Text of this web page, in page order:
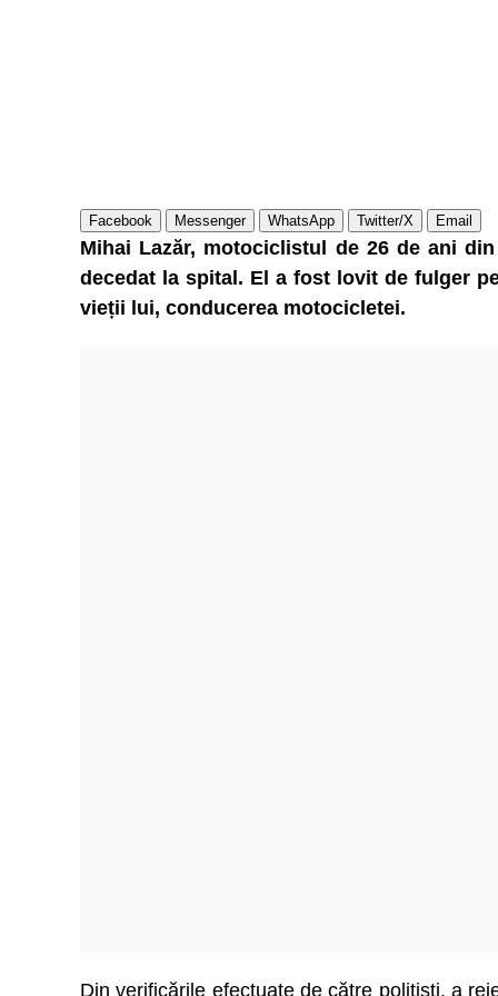
Facebook Messenger WhatsApp Twitter/X Email
Mihai Lazăr, motociclistul de 26 de ani
decedat la spital. El a fost lovit de fulger
vieții lui, conducerea motocicletei.
Din verificările efectuate de către polițiști, a